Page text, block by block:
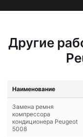
Другие
Наименование
Замена ремня
компрессора
кондиционера Peugeot
5008